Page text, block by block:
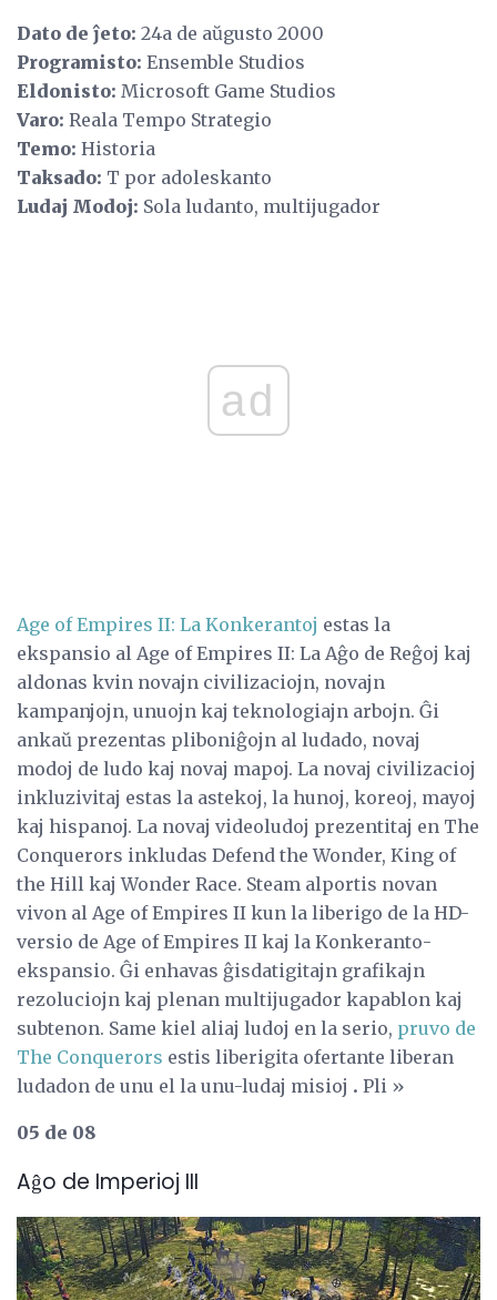
Dato de ĵeto: 24a de aŭgusto 2000
Programisto: Ensemble Studios
Eldonisto: Microsoft Game Studios
Varo: Reala Tempo Strategio
Temo: Historia
Taksado: T por adoleskanto
Ludaj Modoj: Sola ludanto, multijugador
ad
Age of Empires II: La Konkerantoj estas la
ekspansio al Age of Empires II: La Aĝo de Reĝoj kaj
aldonas kvin novajn civilizaciojn, novajn
kampanjojn, unuojn kaj teknologiajn arbojn. Ĝi
ankaŭ prezentas pliboniĝojn al ludado, novaj
modoj de ludo kaj novaj mapoj. La novaj civilizacioj
inkluzivitaj estas la astekoj, la hunoj, koreoj, mayoj
kaj hispanoj. La novaj videoludoj prezentitaj en The
Conquerors inkludas Defend the Wonder, King of
the Hill kaj Wonder Race. Steam alportis novan
vivon al Age of Empires II kun la liberigo de la HD-
versio de Age of Empires II kaj la Konkeranto-
ekspansio. Ĝi enhavas ĝisdatigitajn grafikajn
rezoluciojn kaj plenan multijugador kapablon kaj
subtenon. Same kiel aliaj ludoj en la serio, pruvo de
The Conquerors estis liberigita ofertante liberan
ludadon de unu el la unu-ludaj misioj . Pli »
05 de 08
Aĝo de Imperioj III